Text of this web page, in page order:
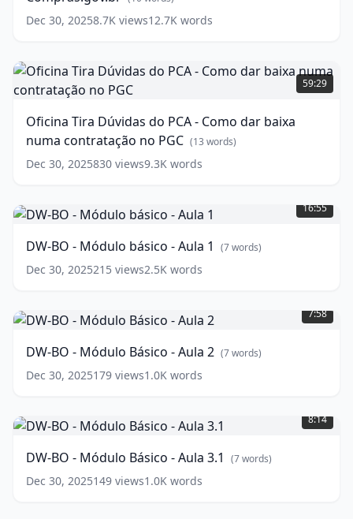
uso
do
Compras.gov.br
words)
Dec 30, 20258.7K views12.7K words
Oficina
Tira
Dúvidas
PCA
Como
dar
numa
contratação
PGC (13
words)
59:29
Oficina Tira Dúvidas do PCA - Como dar baixa
numa contratação no PGC (13 words)
Dec 30, 2025830 views9.3K words
BO
-
básico
words)
16:55
DW-BO - Módulo básico - Aula 1 (7words)
Dec 30, 2025215 views2.5K words
BO
-
Básico
words)
7:58
DW-BO - Módulo Básico - Aula 2 (7words)
Dec 30, 2025179 views1.0K words
BO
-
Básico
8:14
DW-BO - Módulo Básico - Aula 3.1 (7words)
Dec 30, 2025149 views1.0K words